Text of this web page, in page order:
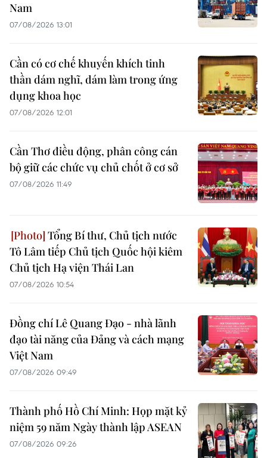
Nam
07/08/2026 13:01
Cần có cơ chế khuyến khích tinh
thần dám nghĩ, dám làm trong ứng
dụng khoa học
07/08/2026 12:01
Cần Thơ điều động, phân công cán
bộ giữ các chức vụ chủ chốt ở cơ sở
07/08/2026 11:49
Tổng Bí thư, Chủ tịch nước
Tô Lâm tiếp Chủ tịch Quốc hội kiêm
Chủ tịch Hạ viện Thái Lan
07/08/2026 10:54
Đồng chí Lê Quang Đạo - nhà lãnh
đạo tài năng của Đảng và cách mạng
Việt Nam
07/08/2026 09:49
Thành phố Hồ Chí Minh: Họp mặt kỷ
niệm 59 năm Ngày thành lập ASEAN
07/08/2026 09:26